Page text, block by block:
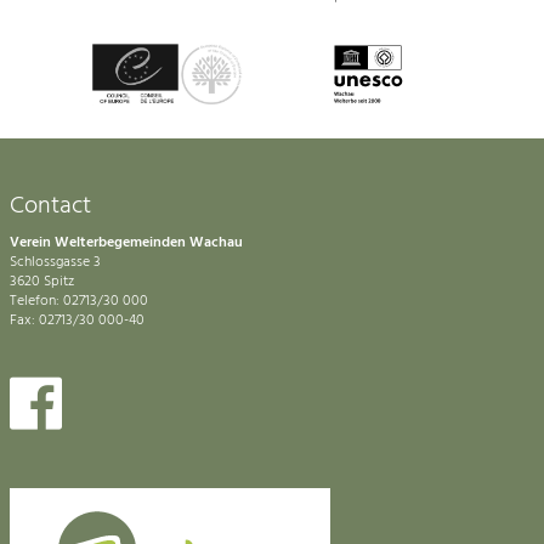
Contact
Verein Welterbegemeinden Wachau
Schlossgasse 3
3620 Spitz
Telefon: 02713/30 000
Fax: 02713/30 000-40